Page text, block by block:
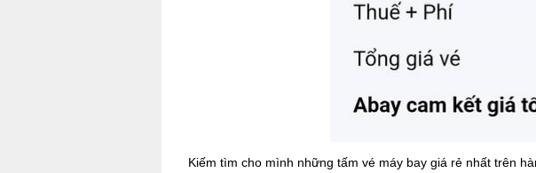
Kiếm tìm cho mình những tấm vé máy bay giá rẻ nhất trên